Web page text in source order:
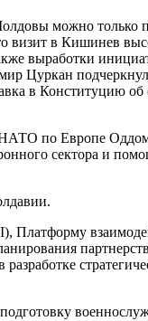
можно только
визит в Кишинев
выработки
Цуркан
в Конституцию об
НАТО по Европе
сектора и
Платформу